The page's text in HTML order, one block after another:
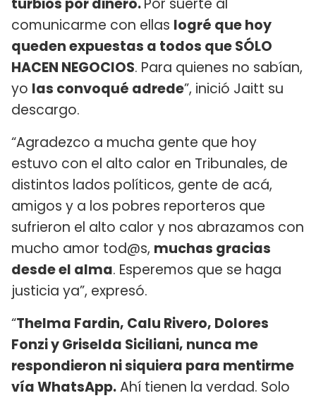
turbios por dinero.Por suerte al
comunicarme con ellas logré que hoy
queden expuestas a todos que SÓLO
HACEN NEGOCIOS. Para quienes no sabían,
yo las convoqué adrede”, inició Jaitt su
descargo.
“Agradezco a mucha gente que hoy
estuvo con el alto calor en Tribunales, de
distintos lados políticos, gente de acá,
amigos y a los pobres reporteros que
sufrieron el alto calor y nos abrazamos con
mucho amor tod@s, muchas gracias
desde el alma. Esperemos que se haga
justicia ya”, expresó.
“Thelma Fardin, Calu Rivero, Dolores
Fonzi y Griselda Siciliani, nunca me
respondieron ni siquiera para mentirme
vía WhatsApp.Ahí tienen la verdad. Solo